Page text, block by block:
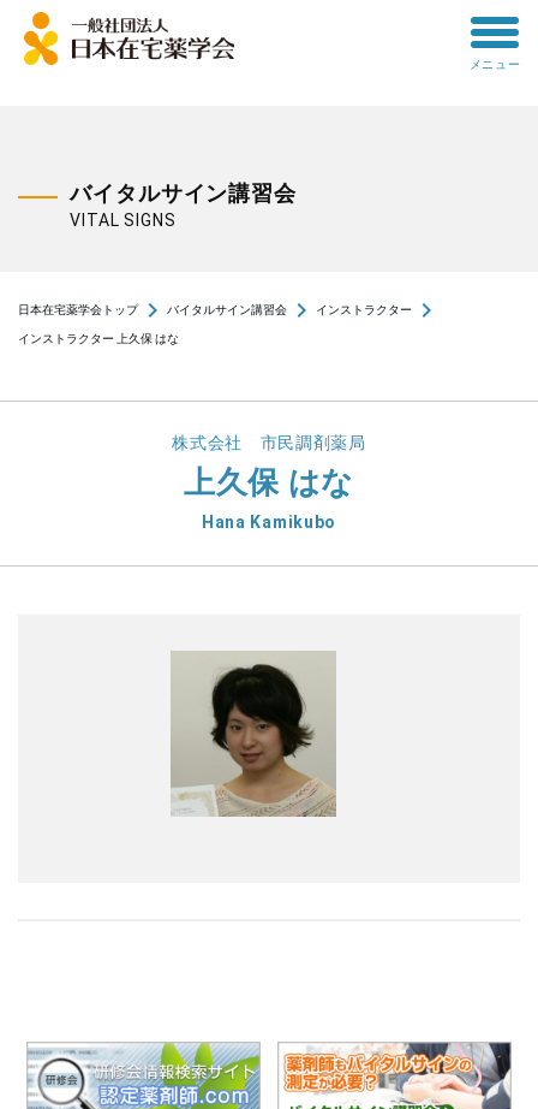
toggle
メニュー
バイタルサイン講習会
VITAL SIGNS
日本在宅薬学会トップnavigate_next バイタルサイン講習会 navigate_next インストラクター navigate_next
インストラクター 上久保 はな
株式会社 市民調剤薬局
上久保 はな
Hana Kamikubo